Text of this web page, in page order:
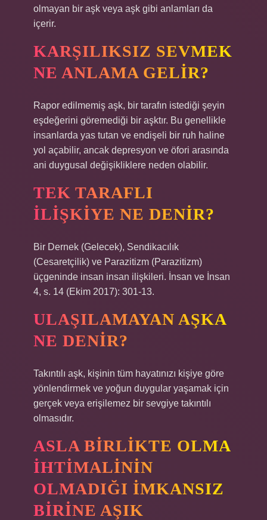
olmayan bir aşk veya aşk gibi anlamları da
içerir.
KARŞILIKSIZ SEVMEK
NE ANLAMA GELIR?
Rapor edilmemiş aşk, bir tarafın istediği şeyin
eşdeğerini göremediği bir aşktır. Bu genellikle
insanlarda yas tutan ve endişeli bir ruh haline
yol açabilir, ancak depresyon ve öfori arasında
ani duygusal değişikliklere neden olabilir.
TEK TARAFLI
ILIŞKIYE NE DENIR?
Bir Dernek (Gelecek), Sendikacılık
(Cesaretçilik) ve Parazitizm (Parazitizm)
üçgeninde insan insan ilişkileri. İnsan ve İnsan
4, s. 14 (Ekim 2017): 301-13.
ULAŞILAMAYAN AŞKA
NE DENIR?
Takıntılı aşk, kişinin tüm hayatınızı kişiye göre
yönlendirmek ve yoğun duygular yaşamak için
gerçek veya erişilemez bir sevgiye takıntılı
olmasıdır.
ASLA BIRLIKTE OLMA
IHTIMALININ
OLMADIĞI IMKANSIZ
BIRINE AŞIK